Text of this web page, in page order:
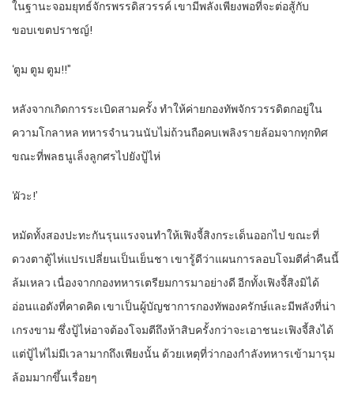
ในฐานะจอมยุทธ์จักรพรรดิสวรรค์ เขามีพลังเพียงพอที่จะต่อสู้กับ
ขอบเขตปราชญ์!
‘ตูม ตูม ตูม!!”
หลังจากเกิดการระเบิดสามครั้ง ทำให้ค่ายกองทัพจักรวรรดิตกอยู่ใน
ความโกลาหล ทหารจำนวนนับไม่ถ้วนถือคบเพลิงรายล้อมจากทุกทิศ
ขณะที่พลธนูเล็งลูกศรไปยังปู้ไห่
‘ผัวะ!’
หมัดทั้งสองปะทะกันรุนแรงจนทำให้เฟิงจี้สิงกระเด็นออกไป ขณะที่
ดวงตาตู้ไห่แปรเปลี่ยนเป็นเย็นชา เขารู้ดีว่าแผนการลอบโจมตีค่ำคืนนี้
ล้มเหลว เนื่องจากกองทหารเตรียมการมาอย่างดี อีกทั้งเฟิงจี้สิงมิได้
อ่อนแอดังที่คาดคิด เขาเป็นผู้บัญชาการกองทัพองครักษ์และมีพลังที่น่า
เกรงขาม ซึ่งปู้ไห่อาจต้องโจมตีถึงห้าสิบครั้งกว่าจะเอาชนะเฟิงจี้สิงได้
แต่ปู้ไห่ไม่มีเวลามากถึงเพียงนั้น ด้วยเหตุที่ว่ากองกำลังทหารเข้ามารุม
ล้อมมากขึ้นเรื่อยๆ